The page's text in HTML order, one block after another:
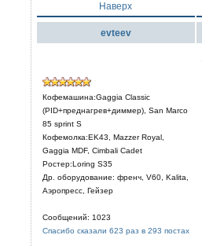
Наверх
evteev
Кофемашина:Gaggia Classic
(PID+преднагрев+диммер), San Marco
85 sprint S
Кофемолка:EK43, Mazzer Royal,
Gaggia MDF, Cimbali Cadet
Ростер:Loring S35
Др. оборудование: френч, V60, Kalita,
Аэропресс, Гейзер
Сообщений: 1023
Спасибо сказали 623 раз в 293 постах